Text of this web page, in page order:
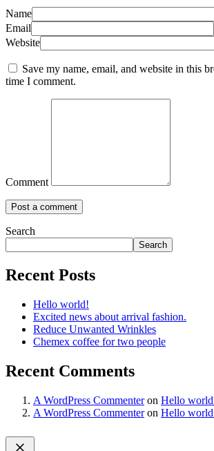
Name
Email
Website
Save my name, email, and website in this
time I comment.
Comment
Search
Search
Recent Posts
Hello world!
Excited news about arrival fashion.
Reduce Unwanted Wrinkles
Chemex coffee for two people
Recent Comments
A WordPress Commenteron Hello
A WordPress Commenteron Hello